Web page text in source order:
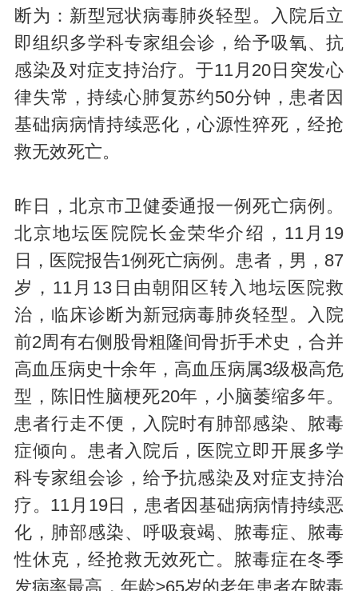
断为：新型冠状病毒肺炎轻型。入院后立
即组织多学科专家组会诊，给予吸氧、抗
感染及对症支持治疗。于11月20日突发心
律失常，持续心肺复苏约50分钟，患者因
基础病病情持续恶化，心源性猝死，经抢
救无效死亡。
昨日，北京市卫健委通报一例死亡病例。
北京地坛医院院长金荣华介绍，11月19
日，医院报告1例死亡病例。患者，男，87
岁，11月13日由朝阳区转入地坛医院救
治，临床诊断为新冠病毒肺炎轻型。入院
前2周有右侧股骨粗隆间骨折手术史，合并
高血压病史十余年，高血压病属3级极高危
型，陈旧性脑梗死20年，小脑萎缩多年。
患者行走不便，入院时有肺部感染、脓毒
症倾向。患者入院后，医院立即开展多学
科专家组会诊，给予抗感染及对症支持治
疗。11月19日，患者因基础病病情持续恶
化，肺部感染、呼吸衰竭、脓毒症、脓毒
性休克，经抢救无效死亡。脓毒症在冬季
发病率最高，年龄≥65岁的老年患者在脓毒